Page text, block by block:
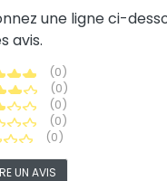
une ligne ci-
avis.
(0)
(0)
(0)
(0)
(0)
UN AVIS